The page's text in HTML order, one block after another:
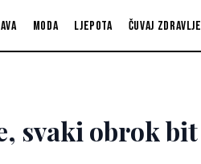
Moda Ljepota Čuvaj zdravlje
svaki obrok bit